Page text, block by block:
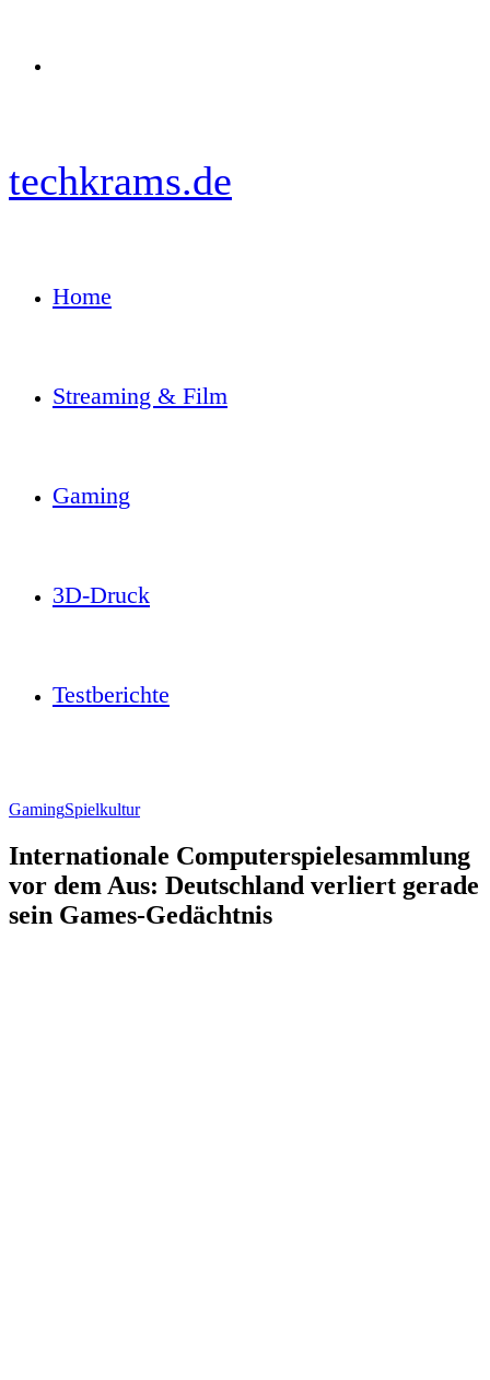
techkrams.de
Home
Streaming & Film
Gaming
3D-Druck
Testberichte
GamingSpielkultur
Internationale Computerspielesammlung
vor dem Aus: Deutschland verliert gerade
sein Games-Gedächtnis